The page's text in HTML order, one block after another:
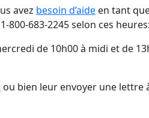
avez besoin d’aide en tant
800-683-2245 selon ces heures:
de 10h00 à midi et de
ou bien leur envoyer une lettre